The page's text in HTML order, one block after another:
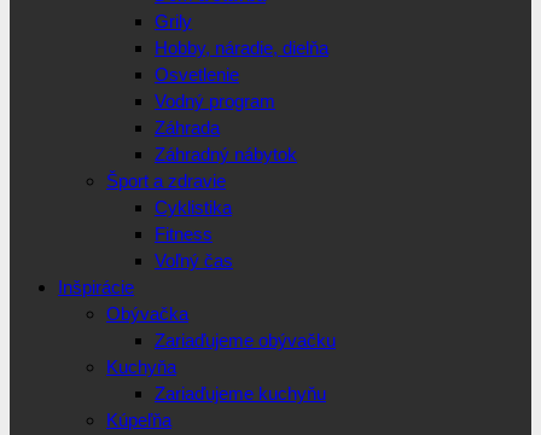
Grily
Hobby, náradie, dielňa
Osvetlenie
Vodný program
Záhrada
Záhradný nábytok
Šport a zdravie
Cyklistika
Fitness
Voľný čas
Inšpirácie
Obývačka
Zariaďujeme obývačku
Kuchyňa
Zariaďujeme kuchyňu
Kúpeľňa